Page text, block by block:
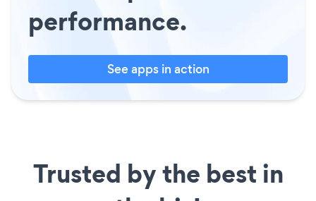
performance.
See apps in action
Trusted by the best in